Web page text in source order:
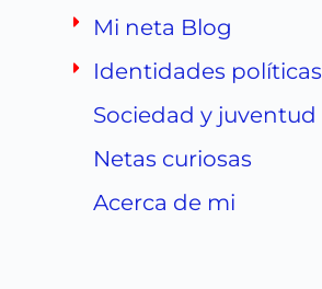
Mi neta Blog
Identidades políticas
Sociedad y juventud
Netas curiosas
Acerca de mi